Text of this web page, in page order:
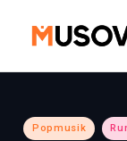
Posted
Popmusik